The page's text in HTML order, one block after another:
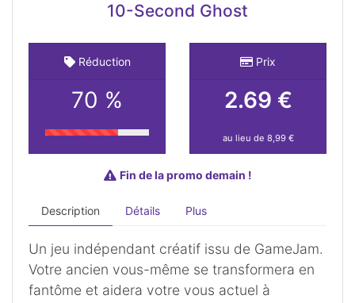
10-Second Ghost
Réduction
70 %
Prix
2.69 €
au lieu de 8,99 €
Fin de la promo demain !
Description Détails Plus
Un jeu indépendant créatif issu de GameJam.
Votre ancien vous-même se transformera en
fantôme et aidera votre vous actuel à